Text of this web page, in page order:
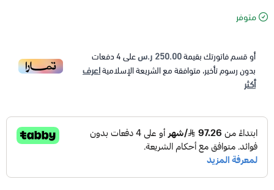
متوفر
أو قسم فاتورتك بقيمة250.00 ر.س على4دفعات
بدون رسوم تأخير، متوافقة مع الشريعة الإسلاميةاعرف
أكثر